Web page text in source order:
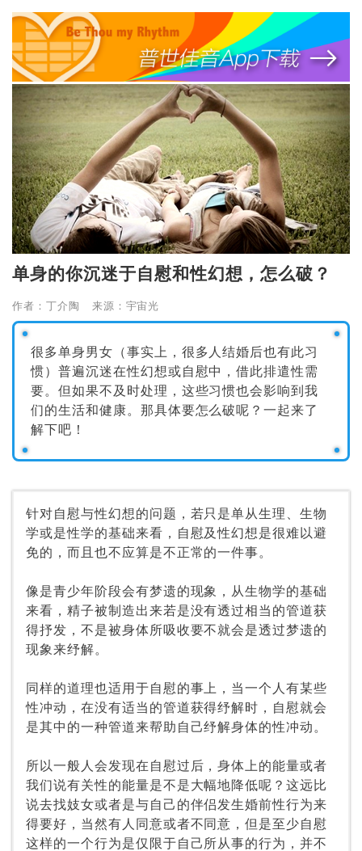
单身的你沉迷于自慰和性幻想，怎么破？
作者：丁介陶 来源：宇宙光
很多单身男女（事实上，很多人结婚后也有此习
惯）普遍沉迷在性幻想或自慰中，借此排遣性需
要。但如果不及时处理，这些习惯也会影响到我
们的生活和健康。那具体要怎么破呢？一起来了
解下吧！
针对自慰与性幻想的问题，若只是单从生理、生物
学或是性学的基础来看，自慰及性幻想是很难以避
免的，而且也不应算是不正常的一件事。
像是青少年阶段会有梦遗的现象，从生物学的基础
来看，精子被制造出来若是没有透过相当的管道获
得抒发，不是被身体所吸收要不就会是透过梦遗的
现象来纾解。
同样的道理也适用于自慰的事上，当一个人有某些
性冲动，在没有适当的管道获得纾解时，自慰就会
是其中的一种管道来帮助自己纾解身体的性冲动。
所以一般人会发现在自慰过后，身体上的能量或者
我们说有关性的能量是不是大幅地降低呢？这远比
说去找妓女或者是与自己的伴侣发生婚前性行为来
得要好，当然有人同意或者不同意，但是至少自慰
这样的一个行为是仅限于自己所从事的行为，并不